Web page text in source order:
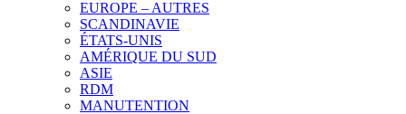
EUROPE – AUTRES
SCANDINAVIE
ÉTATS-UNIS
AMÉRIQUE DU SUD
ASIE
RDM
MANUTENTION